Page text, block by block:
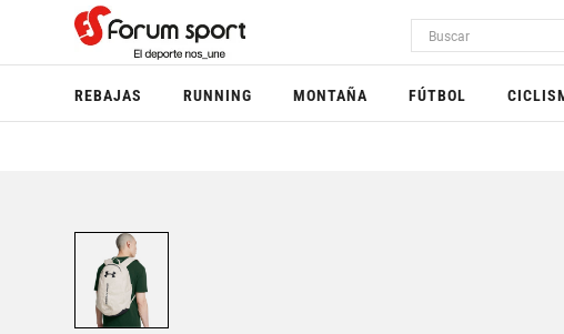
REBAJAS RUNNING MONTAÑA FÚTBOL